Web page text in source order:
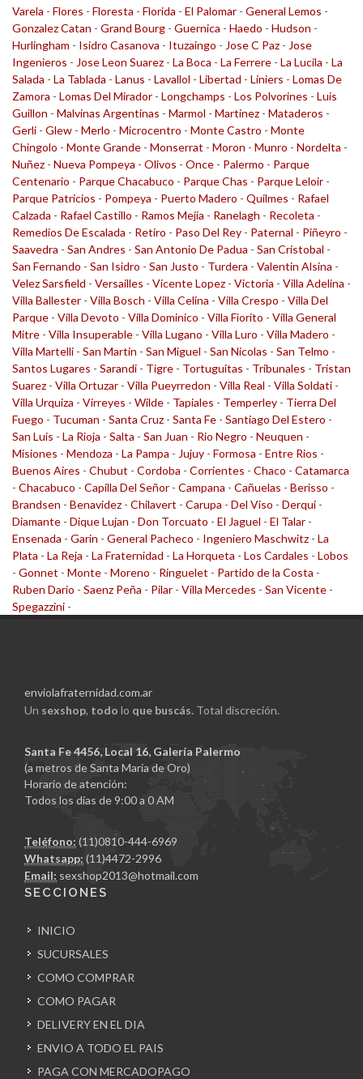
Varela - Flores - Floresta - Florida - El Palomar - General Lemos -
Gonzalez Catan - Grand Bourg - Guernica - Haedo - Hudson -
Hurlingham - Isidro Casanova - Ituzaingo - Jose C Paz - Jose
Ingenieros - Jose Leon Suarez - La Boca - La Ferrere - La Lucila - La
Salada - La Tablada - Lanus - Lavallol - Libertad - Liniers - Lomas De
Zamora - Lomas Del Mirador - Longchamps - Los Polvorines - Luis
Guillon - Malvinas Argentinas - Marmol - Martinez - Mataderos -
Gerli - Glew - Merlo - Microcentro - Monte Castro - Monte
Chingolo - Monte Grande - Monserrat - Moron - Munro - Nordelta -
Nuñez - Nueva Pompeya - Olivos - Once - Palermo - Parque
Centenario - Parque Chacabuco - Parque Chas - Parque Leloir -
Parque Patricios - Pompeya - Puerto Madero - Quilmes - Rafael
Calzada - Rafael Castillo - Ramos Mejia - Ranelagh - Recoleta -
Remedios De Escalada - Retiro - Paso Del Rey - Paternal - Piñeyro -
Saavedra - San Andres - San Antonio De Padua - San Cristobal -
San Fernando - San Isidro - San Justo - Turdera - Valentin Alsina -
Velez Sarsfield - Versailles - Vicente Lopez - Victoria - Villa Adelina -
Villa Ballester - Villa Bosch - Villa Celina - Villa Crespo - Villa Del
Parque - Villa Devoto - Villa Dominico - Villa Fiorito - Villa General
Mitre - Villa Insuperable - Villa Lugano - Villa Luro - Villa Madero -
Villa Martelli - San Martin - San Miguel - San Nicolas - San Telmo -
Santos Lugares - Sarandi - Tigre - Tortuguitas - Tribunales - Tristan
Suarez - Villa Ortuzar - Villa Pueyrredon - Villa Real - Villa Soldati -
Villa Urquiza - Virreyes - Wilde - Tapiales - Temperley - Tierra Del
Fuego - Tucuman - Santa Cruz - Santa Fe - Santiago Del Estero -
San Luis - La Rioja - Salta - San Juan - Rio Negro - Neuquen -
Misiones - Mendoza - La Pampa - Jujuy - Formosa - Entre Rios -
Buenos Aires - Chubut - Cordoba - Corrientes - Chaco - Catamarca
- Chacabuco - Capilla Del Señor - Campana - Cañuelas - Berisso -
Brandsen - Benavidez - Chilavert - Carupa - Del Viso - Derqui -
Diamante - Dique Lujan - Don Torcuato - El Jaguel - El Talar -
Ensenada - Garin - General Pacheco - Ingeniero Maschwitz - La
Plata - La Reja - La Fraternidad - La Horqueta - Los Cardales - Lobos
- Gonnet - Monte - Moreno - Ringuelet - Partido de la Costa -
Ruben Dario - Saenz Peña - Pilar - Villa Mercedes - San Vicente -
Spegazzini -
enviolafraternidad.com.ar
Un sexshop, todo lo que buscás. Total discreción.
Santa Fe 4456, Local 16, Galería Palermo
(a metros de Santa Maria de Oro)
Horario de atención:
Todos los días de 9:00 a 0 AM
Teléfono: (11)0810-444-6969
Whatsapp: (11)4472-2996
Email: sexshop2013@hotmail.com
SECCIONES
INICIO
SUCURSALES
COMO COMPRAR
COMO PAGAR
DELIVERY EN EL DIA
ENVIO A TODO EL PAIS
PAGA CON MERCADOPAGO